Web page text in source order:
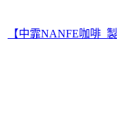
【中霏NANFE咖啡_